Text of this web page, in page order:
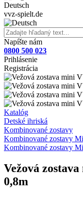
Deutsch
vvz-spielt.de
Napíšte nám
0800 500 023
Prihlásenie
Registrácia
Katalóg
Detské ihriská
Kombinované zostavy
Kombinované zostavy
Kombinované zostavy
Vežová
0,8m